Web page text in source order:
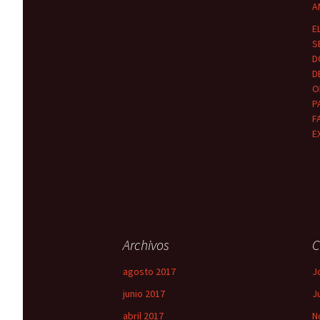
Archivos
agosto 2017
junio 2017
abril 2017